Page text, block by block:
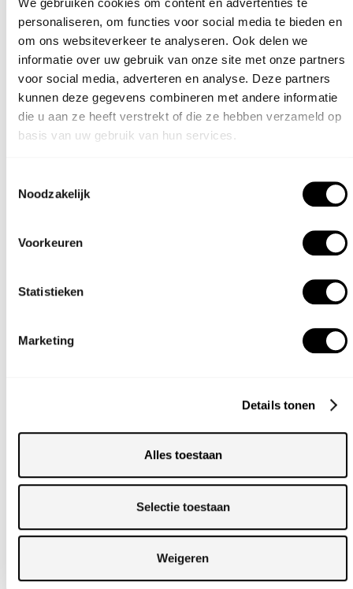
personaliseren, om functies voor social media te bieden en
om ons websiteverkeer te analyseren. Ook delen we
informatie over uw gebruik van onze site met onze partners
voor social media, adverteren en analyse. Deze partners
kunnen deze gegevens combineren met andere informatie
die u aan ze heeft verstrekt of die ze hebben verzameld op
basis van uw gebruik van hun services.
Noodzakelijk
Voorkeuren
Statistieken
Marketing
Details tonen
Alles toestaan
Selectie toestaan
Weigeren
BARBUFFET